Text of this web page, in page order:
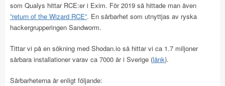
som Qualys hittar RCE:er i Exim. För 2019 så hittade man även
”return of the Wizard RCE”. En sårbarhet som utnyttjas av ryska
hackergrupperingen Sandworm.
Tittar vi på en sökning med Shodan.io så hittar vi ca 1.7 miljoner
sårbara installationer varav ca 7000 är i Sverige (länk).
Sårbarheterna är enligt följande: